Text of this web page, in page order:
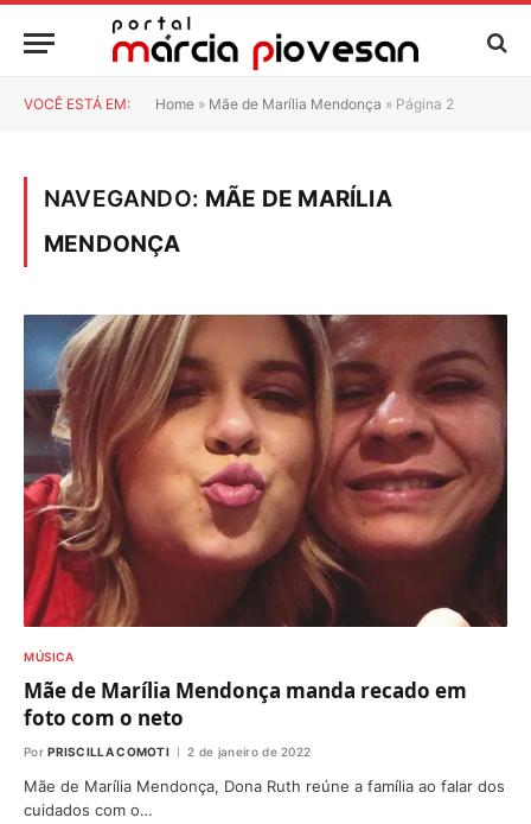
VOCÊ ESTÁ EM: Home » Mãe de Marília Mendonça » Página 2
NAVEGANDO: MÃE DE MARÍLIA
MENDONÇA
MÚSICA
Mãe de Marília Mendonça manda recado em
foto com o neto
Por PRISCILLA COMOTI 2 de janeiro de 2022
Mãe de Marília Mendonça, Dona Ruth reúne a família ao falar dos
cuidados com o…